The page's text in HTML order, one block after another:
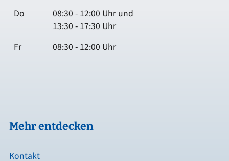
Do
08:30 - 12:00 Uhr und
13:30 - 17:30 Uhr
Fr
08:30 - 12:00 Uhr
Mehr entdecken
Kontakt